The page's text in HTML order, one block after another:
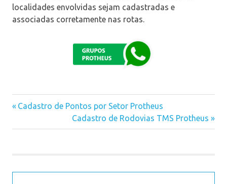
localidades envolvidas sejam cadastradas e
associadas corretamente nas rotas.
Navegação
Previous
Cadastro de Pontos por Setor Protheus
Next
Post:
Cadastro de Rodovias TMS Protheus